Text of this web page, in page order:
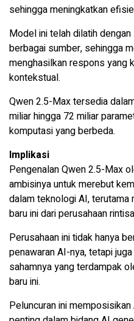
sehingga meningkatkan
Model ini telah dilatih
berbagai sumber, sehingga
menghasilkan respons yang
kontekstual.
Qwen 2.5-Max tersedia
miliar hingga 72 miliar
komputasi yang berbeda.
Implikasi
Pengenalan Qwen 2.5-Max
ambisinya untuk merebut
dalam teknologi AI, terutama
baru ini dari perusahaan
Perusahaan ini tidak hanya
penawaran AI-nya, tetapi
sahamnya yang terdampak
baru ini.
Peluncuran ini